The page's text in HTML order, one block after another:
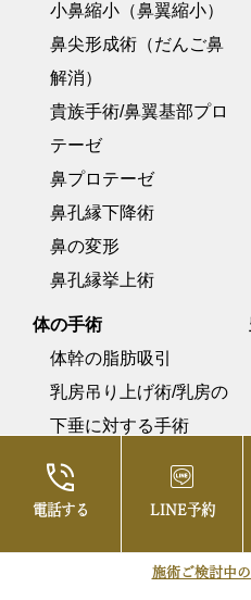
電話する LINE予約
施術ご検討中
小鼻縮小（鼻翼縮小）
鼻尖形成術（だんご鼻
解消）
貴族手術/鼻翼基部プロ
テーゼ
鼻プロテーゼ
鼻孔縁下降術
鼻の変形
鼻孔縁挙上術
体の手術
体幹の脂肪吸引
乳房吊り上げ術/乳房の
下垂に対する手術
タミ―タック/腹壁形成